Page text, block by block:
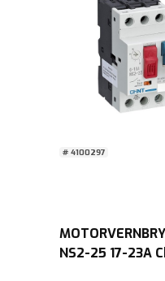
# 4100297
NS2-25 17-23A